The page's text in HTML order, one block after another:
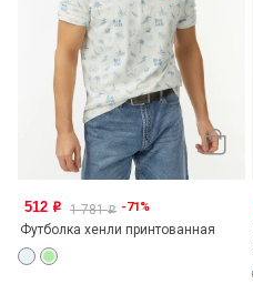
512 o 1 781o -71%
Футболка хенли принтованная